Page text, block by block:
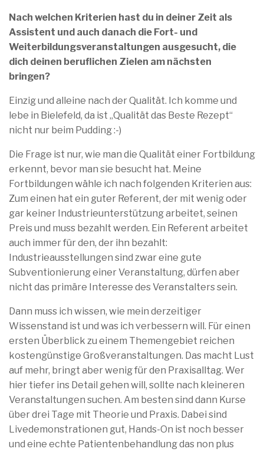
Nach welchen Kriterien hast du in deiner Zeit als
Assistent und auch danach die Fort- und
Weiterbildungsveranstaltungen ausgesucht, die
dich deinen beruflichen Zielen am nächsten
bringen?
Einzig und alleine nach der Qualität. Ich komme und
lebe in Bielefeld, da ist „Qualität das Beste Rezept“
nicht nur beim Pudding :-)
Die Frage ist nur, wie man die Qualität einer Fortbildung
erkennt, bevor man sie besucht hat. Meine
Fortbildungen wähle ich nach folgenden Kriterien aus:
Zum einen hat ein guter Referent, der mit wenig oder
gar keiner Industrieunterstützung arbeitet, seinen
Preis und muss bezahlt werden. Ein Referent arbeitet
auch immer für den, der ihn bezahlt:
Industrieausstellungen sind zwar eine gute
Subventionierung einer Veranstaltung, dürfen aber
nicht das primäre Interesse des Veranstalters sein.
Dann muss ich wissen, wie mein derzeitiger
Wissenstand ist und was ich verbessern will. Für einen
ersten Überblick zu einem Themengebiet reichen
kostengünstige Großveranstaltungen. Das macht Lust
auf mehr, bringt aber wenig für den Praxisalltag. Wer
hier tiefer ins Detail gehen will, sollte nach kleineren
Veranstaltungen suchen. Am besten sind dann Kurse
über drei Tage mit Theorie und Praxis. Dabei sind
Livedemonstrationen gut, Hands-On ist noch besser
und eine echte Patientenbehandlung das non plus